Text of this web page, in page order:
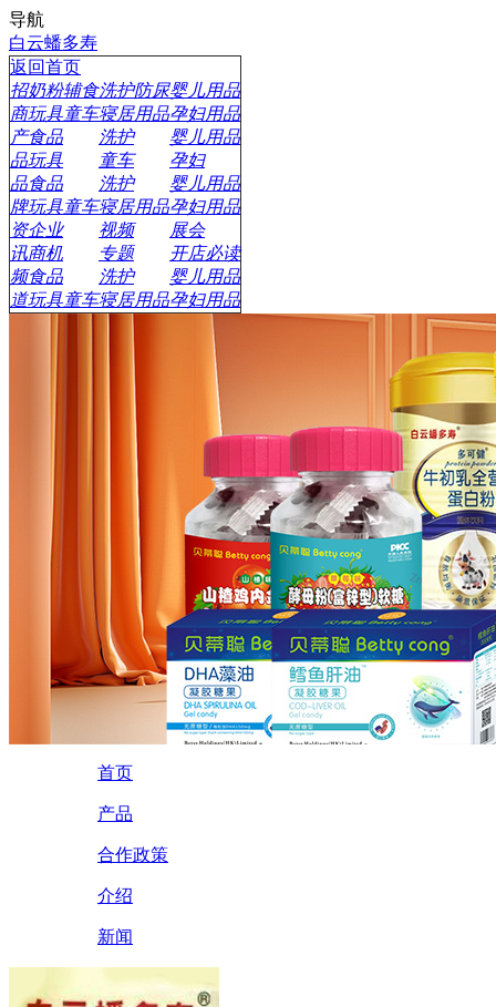
导航
白云蟠多寿
返回首页
招
商
奶粉辅食洗护防尿婴儿用品
玩具童车寝居用品孕妇用品
产
品
食品 洗护
婴儿用品
玩具
童车
孕妇
品
牌
食品 洗护
婴儿用品
玩具童车寝居用品孕妇用品
资
讯
企业 视频
展会
商机
专题
开店必读
频
道
食品 洗护
婴儿用品
玩具童车寝居用品孕妇用品
首页
产品
合作政策
介绍
新闻